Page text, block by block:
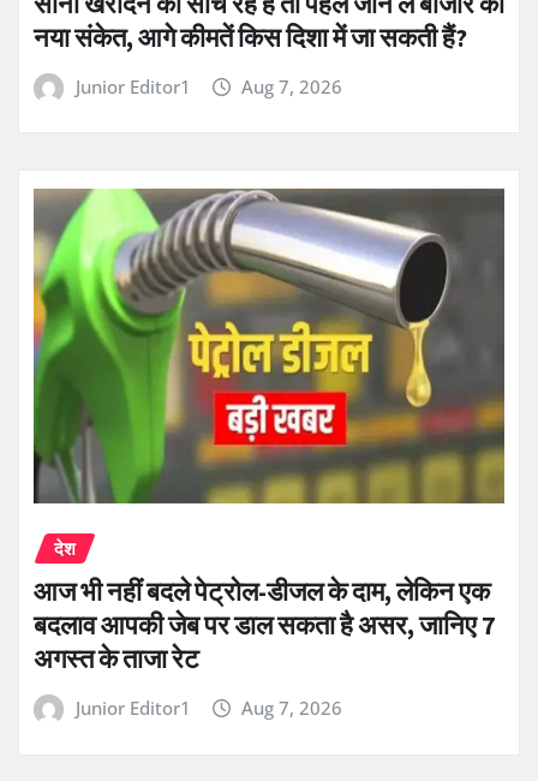
नया संकेत, आगे कीमतें किस दिशा में जा सकती हैं?
Junior Editor1 Aug 7, 2026
देश
आज भी नहीं बदले पेट्रोल-डीजल के दाम, लेकिन एक
बदलाव आपकी जेब पर डाल सकता है असर, जानिए 7
अगस्त के ताजा रेट
Junior Editor1 Aug 7, 2026